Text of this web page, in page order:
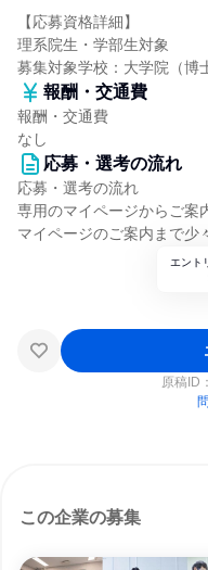
【応募資格詳細】
理系院生・学部生対象
募集対象学校：大学院（博
報酬・交通費
報酬・交通費
なし
応募・選考の流れ
応募・選考の流れ
専用のマイページからご案
マイページのご案内まで少
エント
原稿ID：
この企業の募集